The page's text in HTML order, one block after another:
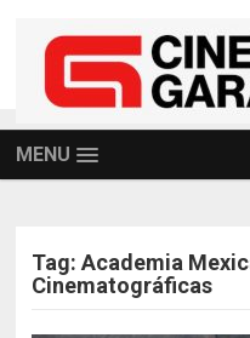
MENU
Tag:Academia
Cinematográficas